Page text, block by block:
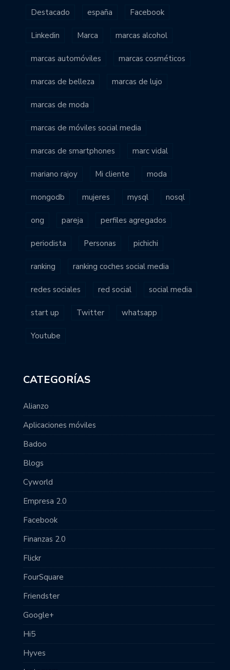
Destacado españa Facebook
Linkedin Marca marcas alcohol
marcas automóviles marcas cosméticos
marcas de belleza marcas de lujo
marcas de moda
marcas de móviles social media
marcas de smartphones marc vidal
mariano rajoy Mi cliente moda
mongodb mujeres mysql nosql
ong pareja perfiles agregados
periodista Personas pichichi
ranking ranking coches social media
redes sociales red social social media
start up Twitter whatsapp
Youtube
CATEGORÍAS
Alianzo
Aplicaciones móviles
Badoo
Blogs
Cyworld
Empresa 2.0
Facebook
Finanzas 2.0
Flickr
FourSquare
Friendster
Google+
Hi5
Hyves